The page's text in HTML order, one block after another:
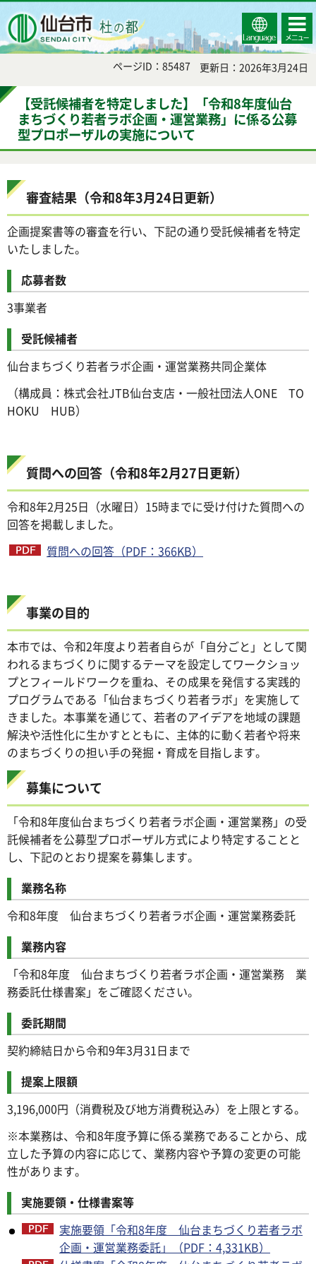
Select
Language
コンテ
ンツメ
ニュー
ページID：85487 更新日：2026年3月24日
【受託候補者を特定しました】「令和8年度仙台
まちづくり若者ラボ企画・運営業務」に係る公募
型プロポーザルの実施について
審査結果（令和8年3月24日更新）
企画提案書等の審査を行い、下記の通り受託候補者を特定
いたしました。
応募者数
3事業者
受託候補者
仙台まちづくり若者ラボ企画・運営業務共同企業体
（構成員：株式会社JTB仙台支店・一般社団法人ONE TO
HOKU HUB）
質問への回答（令和8年2月27日更新）
令和8年2月25日（水曜日）15時までに受け付けた質問への
回答を掲載しました。
質問への回答（PDF：366KB）
事業の目的
本市では、令和2年度より若者自らが「自分ごと」として関
われるまちづくりに関するテーマを設定してワークショッ
プとフィールドワークを重ね、その成果を発信する実践的
プログラムである「仙台まちづくり若者ラボ」を実施して
きました。本事業を通じて、若者のアイデアを地域の課題
解決や活性化に生かすとともに、主体的に動く若者や将来
のまちづくりの担い手の発掘・育成を目指します。
募集について
「令和8年度仙台まちづくり若者ラボ企画・運営業務」の受
託候補者を公募型プロポーザル方式により特定することと
し、下記のとおり提案を募集します。
業務名称
令和8年度 仙台まちづくり若者ラボ企画・運営業務委託
業務内容
「令和8年度 仙台まちづくり若者ラボ企画・運営業務 業
務委託仕様書案」をご確認ください。
委託期間
契約締結日から令和9年3月31日まで
提案上限額
3,196,000円（消費税及び地方消費税込み）を上限とする。
※本業務は、令和8年度予算に係る業務であることから、成
立した予算の内容に応じて、業務内容や予算の変更の可能
性があります。
実施要領・仕様書案等
実施要領「令和8年度 仙台まちづくり若者ラボ
企画・運営業務委託」（PDF：4,331KB）